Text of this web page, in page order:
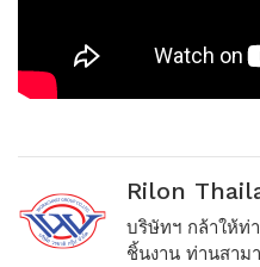
Rilon
บริษัทฯ กล้าให้ท่
ชิ้นงาน ท่านสาม